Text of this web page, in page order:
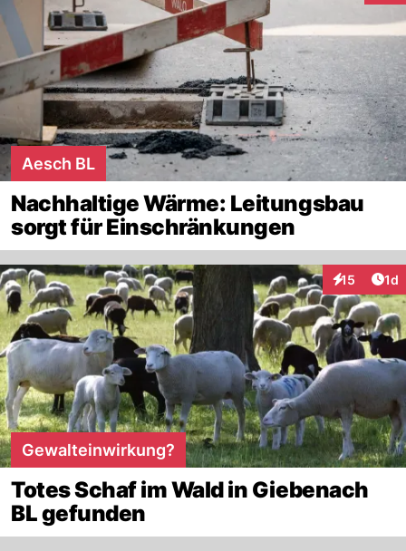
Aesch BL
Nachhaltige Wärme: Leitungsbau
sorgt für Einschränkungen
15 1d
Gewalteinwirkung?
Totes Schaf im Wald in Giebenach
BL gefunden